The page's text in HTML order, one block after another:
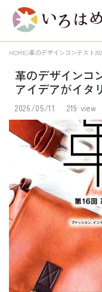
HOME 革のデザインコンテスト
革のデザインコ
アイデアがイタ
2026/05/11 219 view